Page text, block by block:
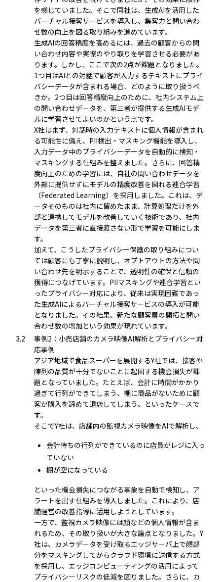
を感じていました。そこで同社は、生成AIを活用した
バーチャル接客サービスを導入し、集客力と問い合わ
せ数の向上を図る取り組みを進めています。
生成AIの回答精度を高めるには、過去の顧客からの問
い合わせ内容や実際のやり取りを学習させる必要があ
ります。しかし、ここで次の2点が課題となりました。
1つ目はAIとの対話で顧客が入力するテキストにプライ
バシーデータが含まれる場合、どのように取り扱うべ
きか。2つ目は回答精度向上のために、社内システム上
の問い合わせデータを、第三者が提供する生成AIモデ
ルに学習させてよいのか――という点です。
X社はまず、対話時の入力テキストに個人情報が含まれ
る可能性に備え、PII検出・マスキング機能を導入し、
入力データ中のプライバシーデータを自動的に検知・
マスキングする仕組みを整えました。さらに、回答精
度向上のための学習には、自社の問い合わせデータを
外部に提供せずにモデルの精度改善を図れる連合学習
（Federated Learning）を採用しました。これは、デ
ータそのものは社内に留めたまま、計算処理だけを外
部と連携してモデルを改善していく技術であり、社内
データを第三者に直接渡さない形で学習を可能にしま
す。
加えて、こうしたプライバシー保護の取り組みについ
ては顧客にも丁寧に説明し、オプトアウトの方法や問
い合わせ先を明示することで、透明性の確保と信頼の
獲得につなげています。PIIマスキングや連合学習とい
ったプライバシー対応により、従来は実現困難であっ
た生成AIによるバーチャル接客サービスの導入が可能
となりました。その結果、新たな顧客層の開拓と問い
合わせ数の増加という効果が現れています。
3.2
事例2：小売店舗のカメラ映像AI解析とプライバシー対
応事例
アジア地域で食品スーパーを展開するY社では、接客や
陳列の品質が十分でないことに起因する機会損失が課
題となっていました。たとえば、会計に時間がかかり
過ぎて行列ができてしまう、棚に商品がないために顧
客が購入を諦めて退店してしまう、といったケースで
す。
そこでY社は、店舗内の監視カメラ映像をAIで解析し、
会計待ちの行列ができているのに店員がレジに入っ
ていない
棚が空になっている
といった機会損失につながる事象を自動で検知し、ア
ラートを出す仕組みを導入しました。これにより、店
舗運営の改善指導に活用しようとしています。
一方で、監視カメラ映像には顔などの個人情報が含ま
れるため、その取り扱いが大きな論点となりました。Y
社は、カメラデータを受け取るエッジサーバ上で顔部
分をマスキングしてからクラウド環境に送信する方式
を採用し、エッジコンピューティングの活用によって
プライバシーリスクの低減を図りました。さらに、カ